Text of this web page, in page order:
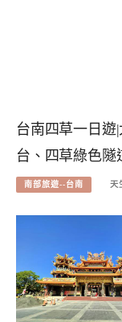
台南四草一日遊
台、四草綠色隧
南部旅遊--台南 天